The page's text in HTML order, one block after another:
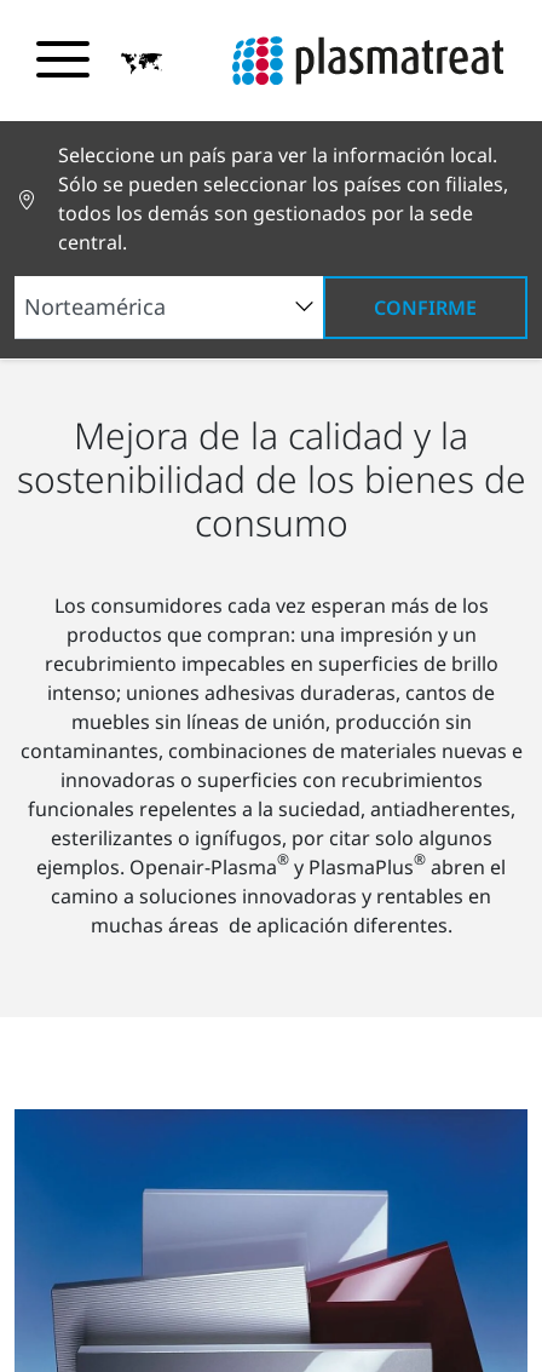
Seleccione un país para ver la información local.
Sólo se pueden seleccionar los países con filiales,
todos los demás son gestionados por la sede
central.
CONFIRME
Soluciones industriales Bienes de consumo
Mejora de la calidad y la
sostenibilidad de los bienes de
consumo
Los consumidores cada vez esperan más de los
productos que compran: una impresión y un
recubrimiento impecables en superficies de brillo
intenso; uniones adhesivas duraderas, cantos de
muebles sin líneas de unión, producción sin
contaminantes, combinaciones de materiales nuevas e
innovadoras o superficies con recubrimientos
funcionales repelentes a la suciedad, antiadherentes,
esterilizantes o ignífugos, por citar solo algunos
ejemplos. Openair-Plasma® y PlasmaPlus® abren el
camino a soluciones innovadoras y rentables en
muchas áreas de aplicación diferentes.